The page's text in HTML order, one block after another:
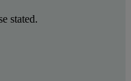
stated.